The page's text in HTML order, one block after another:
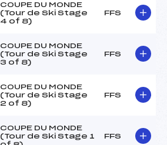
COUPE DU MONDE
(Tour de Ski Stage
4 of 8)
FFS
COUPE DU MONDE
(Tour de Ski Stage
3 of 8)
FFS
COUPE DU MONDE
(Tour de Ski Stage
2 of 8)
FFS
COUPE DU MONDE
(Tour de Ski Stage 1
FFS